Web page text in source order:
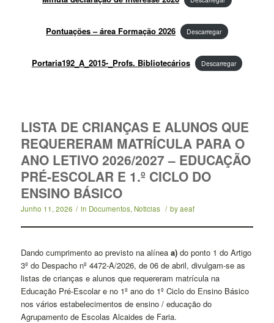
Pontuações – área Formação 2026 Descarregar
Portaria192_A_2015-_Profs. Bibliotecários Descarregar
LISTA DE CRIANÇAS E ALUNOS QUE
REQUERERAM MATRÍCULA PARA O
ANO LETIVO 2026/2027 – EDUCAÇÃO
PRÉ-ESCOLAR E 1.º CICLO DO
ENSINO BÁSICO
Junho 11, 2026 / in Documentos, Noticias / byaeaf
Dando cumprimento ao previsto na alíneaa)do ponto 1 do Artigo
3º do Despacho nº 4472-A/2026, de 06 de abril, divulgam-se as
listas de crianças e alunos que requereram matrícula na
Educação Pré-Escolar e no 1º ano do 1º Ciclo do Ensino Básico
nos vários estabelecimentos de ensino / educação do
Agrupamento de Escolas Alcaides de Faria.